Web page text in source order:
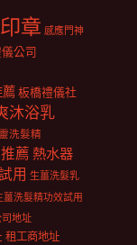
印章 感應門神
公司
薦板橋禮儀社
沐浴乳
洗髮精
薦 熱水器
用 生薑洗髮乳
薑洗髮精功效試用
地址
租工商地址